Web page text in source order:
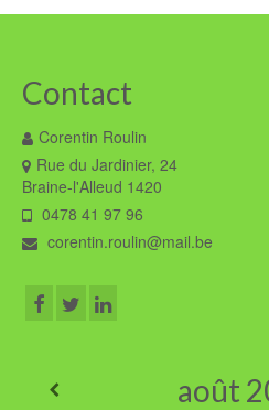
Contact
Corentin Roulin
Rue du Jardinier, 24
Braine-l'Alleud 1420
0478 41 97 96
corentin.roulin@mail.be
août